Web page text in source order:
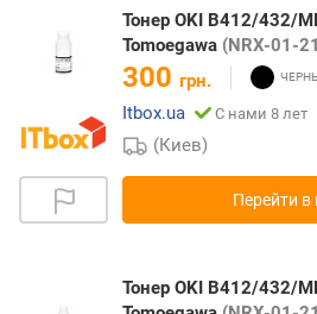
Тонер OKI B412/432/
Tomoegawa (NRX-01-
300 грн.
Itbox.ua
С нами 8 лет
(Киев)
Перейти в
Тонер OKI B412/432/